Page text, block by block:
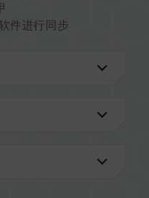
件进行同步